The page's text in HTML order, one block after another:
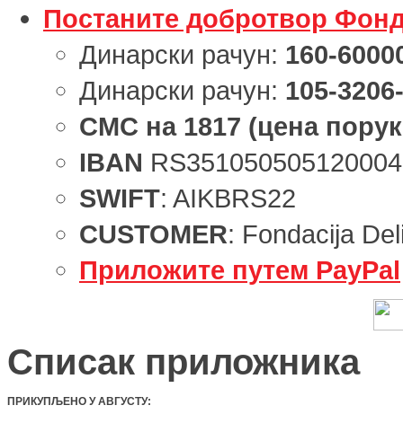
Постаните добротвор
Динарски рачун: 160-
Динарски рачун: 105-
СМС на 1817 (цена
IBAN
SWIFT: AIKBRS22
CUSTOMER: Fondacija
Приложите путем PayPal
Списак приложника
ПРИКУПЉЕНО У АВГУСТУ: